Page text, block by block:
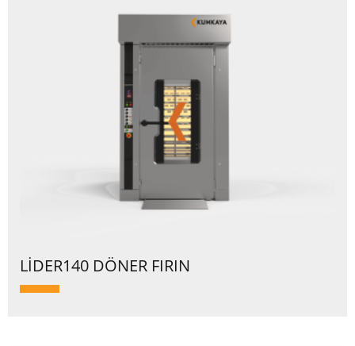
LİDER140 DÖNER FIRIN